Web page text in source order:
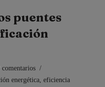
puentes
comentarios
energética eficiencia